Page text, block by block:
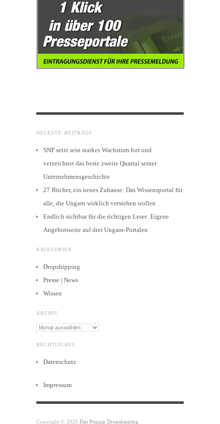
NEUESTE BEITRÄGE
SNP setzt sein starkes Wachstum fort und
verzeichnet das beste zweite Quartal seiner
Unternehmensgeschichte
27 Bücher, ein neues Zuhause: Das Wissensportal für
alle, die Ungarn wirklich verstehen wollen
Endlich sichtbar für die richtigen Leser: Eigene
Angebotsseite auf drei Ungarn-Portalen
KATEGORIEN
Dropshipping
Presse | News
Wissen
ARCHIV
Archiv
RECHTLICHES
Datenschutz
Impressum
Copyright © 2026 Das Prinzip Dropshipping